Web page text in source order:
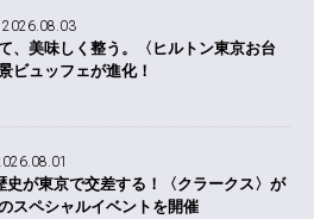
2026.08.03
、美味しく整う。〈ヒルトン東京お台
ビュッフェが進化！
史が東京で交差する！〈クラークス〉が
スペシャルイベントを開催